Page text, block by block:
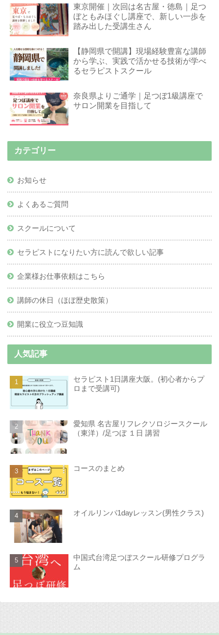
東京開催｜次回は名古屋・徳島｜足つ
ぼともみほぐし講座で、新しい一歩を
踏み出した受講生さん
【静岡県で開講】現場経験豊富な講師
から学ぶ、実践で活かせる技術が学べ
るセラピストスクール
奈良県よりご通学｜足つぼ1級講座で
サロン開業を目指して
カテゴリー
お知らせ
よくあるご質問
スクールについて
セラピストになりたい方に読んで欲しい記事
企業様お仕事依頼はこちら
講師の休日（ほぼ歴史散策）
開業に役立つ豆知識
人気記事
セラピスト1日講座大阪。(初心者からプ
ロまで受講可)
愛知県 名古屋リフレクソロジースクール
（東洋）/足つぼ １日 講習
コースのまとめ
オイルリンパ1dayレッスン(男性クラス)
中国式台湾足つぼスクール研修プログラ
ム